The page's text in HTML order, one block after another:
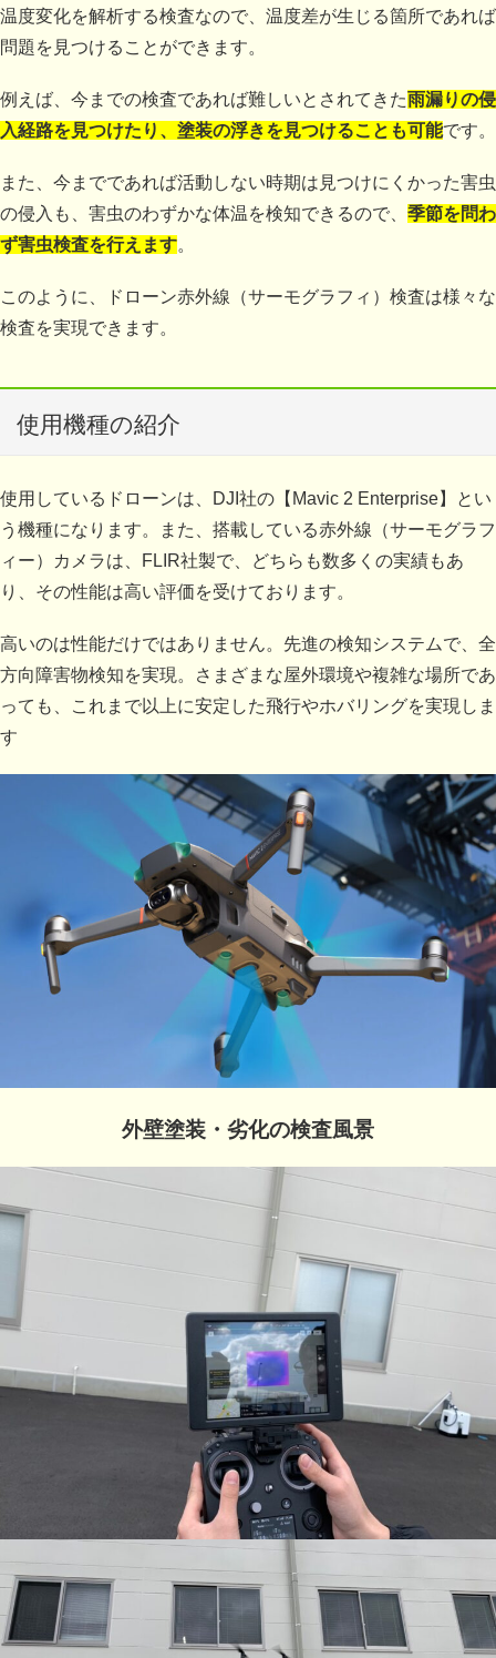
温度変化を解析する検査なので、温度差が生じる箇所であれば
問題を見つけることができます。
例えば、今までの検査であれば難しいとされてきた雨漏りの侵
入経路を見つけたり、塗装の浮きを見つけることも可能です。
また、今までであれば活動しない時期は見つけにくかった害虫
の侵入も、害虫のわずかな体温を検知できるので、 季節を問わ
ず害虫検査を行えます。
このように、ドローン赤外線（サーモグラフィ）検査は様々な
検査を実現できます。
使用機種の紹介
使用しているドローンは、DJI社の【Mavic 2 Enterprise】とい
う機種になります。また、搭載している赤外線（サーモグラフ
ィー）カメラは、FLIR社製で、どちらも数多くの実績もあ
り、その性能は高い評価を受けております。
高いのは性能だけではありません。先進の検知システムで、全
方向障害物検知を実現。さまざまな屋外環境や複雑な場所であ
っても、これまで以上に安定した飛行やホバリングを実現しま
す
外壁塗装・劣化の検査風景